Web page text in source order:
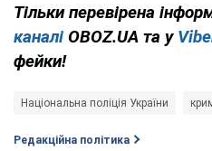
Тільки перевірена
каналі OBOZ.UA та у
фейки!
Національна поліція України
Редакційна політика